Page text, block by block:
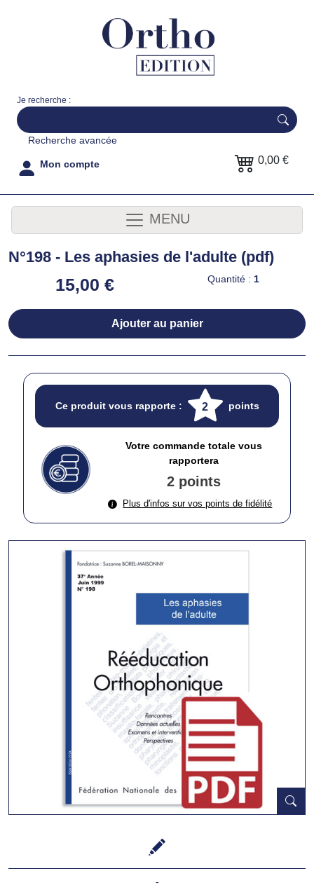
Je recherche :
Recherche avancée
Mon compte 0,00 €
MENU
N°198 - Les aphasies de l'adulte (pdf)
15,00 € Quantité : 1
Ajouter au panier
Ce produit vous rapporte : 2 points
Votre commande totale vous
rapportera
2 points
Plus d'infos sur vos points de fidélité
-